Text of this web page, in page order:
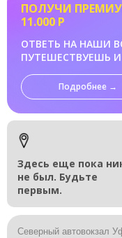
ПОЛУЧИ
11.000 Р
ОТВЕТЬ НА НАШИ
ПУТЕШЕСТВУЕШЬ
Подробнее →
Здесь еще пока
не был. Будьте
первым.
Северный автовокзал